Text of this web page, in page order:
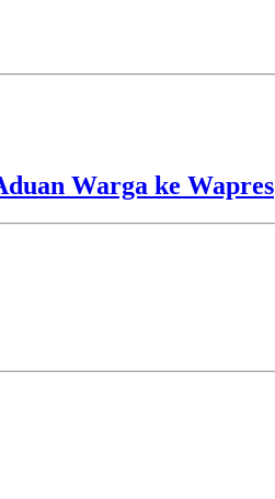
Warga ke Wapres